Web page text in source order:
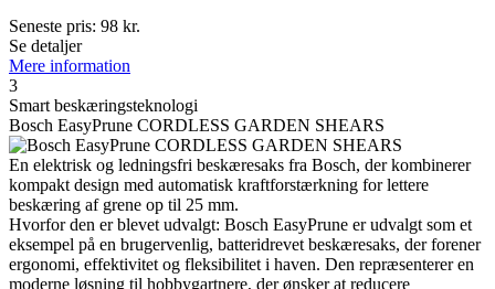
Seneste pris: 98 kr.
Se detaljer
Mere information
3
Smart beskæringsteknologi
Bosch EasyPrune CORDLESS GARDEN SHEARS
En elektrisk og ledningsfri beskæresaks fra Bosch, der kombinerer
kompakt design med automatisk kraftforstærkning for lettere
beskæring af grene op til 25 mm.
Hvorfor den er blevet udvalgt: Bosch EasyPrune er udvalgt som et
eksempel på en brugervenlig, batteridrevet beskæresaks, der forener
ergonomi, effektivitet og fleksibilitet i haven. Den repræsenterer en
moderne løsning til hobbygartnere, der ønsker at reducere